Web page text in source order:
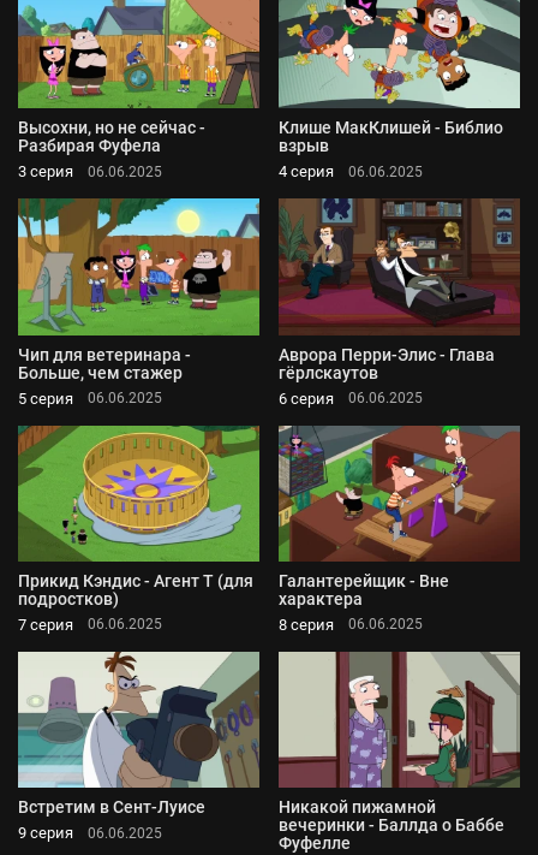
Высохни, но не сейчас -
Разбирая Фуфела
3 серия 06.06.2025
Клише МакКлишей - Библио
взрыв
4 серия 06.06.2025
Чип для ветеринара -
Больше, чем стажер
5 серия 06.06.2025
Аврора Перри-Элис - Глава
гёрлскаутов
6 серия 06.06.2025
Прикид Кэндис - Агент Т (для
подростков)
7 серия 06.06.2025
Галантерейщик - Вне
характера
8 серия 06.06.2025
Встретим в Сент-Луисе
9 серия 06.06.2025
Никакой пижамной
вечеринки - Баллда о Баббе
Фуфелле